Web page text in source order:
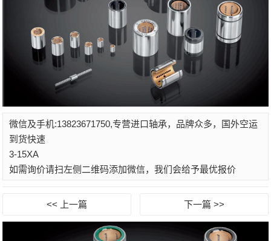
微信及手机:13823671750,专营进口轴承，品牌众多，国外空运
到货快速
3-15XA
如需询价请扫左侧二维码添加微信，我们会给予最优报价
<< 上一篇 下一篇 >>